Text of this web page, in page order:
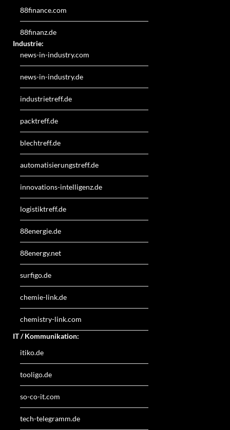
88finance.com
88finanz.de
Industrie:
news-in-industry.com
news-in-industry.de
industrietreff.de
packtreff.de
blechtreff.de
automatisierungstreff.de
innovations-intelligenz.de
logistiktreff.de
88energie.de
88energy.net
surfigo.de
chemie-link.de
chemistry-link.com
IT / Kommunikation:
itiko.de
tooligo.de
so-co-it.com
tech-telegramm.de